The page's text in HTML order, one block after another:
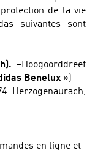
de la vie
suivantes sont
–Hoogoorddreef
Benelux »)
Herzogenaurach,
en ligne et